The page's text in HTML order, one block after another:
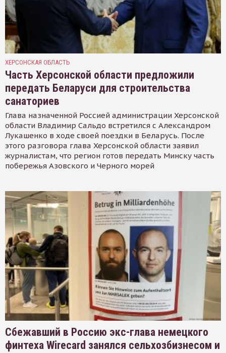
ХЕРСОНСКАЯ ОБЛАСТЬ
Часть Херсонской области предложили
передать Беларуси для строительства
санаториев
Глава назначенной Россией администрации Херсонской
области Владимир Сальдо встретился с Александром
Лукашенко в ходе своей поездки в Беларусь. После
этого разговора глава Херсонской области заявил
журналистам, что регион готов передать Минску часть
побережья Азовского и Черного морей
Сбежавший в Россию экс-глава немецкого
финтеха Wirecard занялся сельхозбизнесом и